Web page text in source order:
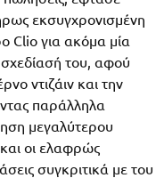
εκσυγχρονισμένη
Clio για ακόμα μία
του, αφού
ντιζάιν και την
παράλληλα
μεγαλύτερου
οι ελαφρώς
συγκριτικά με του